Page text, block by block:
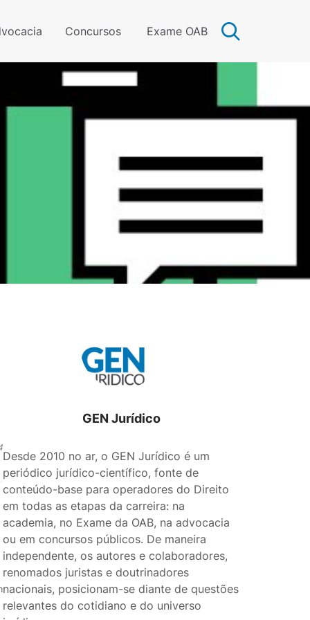
Concursos Exame OAB
GEN Jurídico
Desde 2010 no ar, o GEN Jurídico é um
periódico jurídico-científico, fonte de
conteúdo-base para operadores do Direito
em todas as etapas da carreira: na
academia, no Exame da OAB, na advocacia
ou em concursos públicos. De maneira
independente, os autores e colaboradores,
renomados juristas e doutrinadores
nacionais, posicionam-se diante de questões
relevantes do cotidiano e do universo